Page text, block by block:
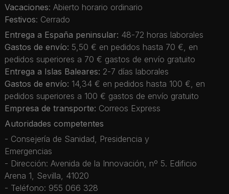
Vacaciones: Abierto horario ordinario
Festivos: Cerrado
Entrega a España peninsular: 48-72 horas laborales
Gastos de envío: 5,50 € en pedidos hasta 70 €, en
pedidos superiores a 70 € gastos de envío gratuito
Entrega a Islas Baleares: 2-7 días laborales
Gastos de envío: 14,34 € en pedidos hasta 100 €, en
pedidos superiores a 100 € gastos de envío gratuito
Empresa de transporte: Correos Express
Autoridades competentes
- Consejería de Sanidad, Presidencia y
Emergencias
- Dirección: Avenida de la Innovación, nº 5. Edificio
Arena 1, Sevilla, 41020
- Teléfono: 955 066 328